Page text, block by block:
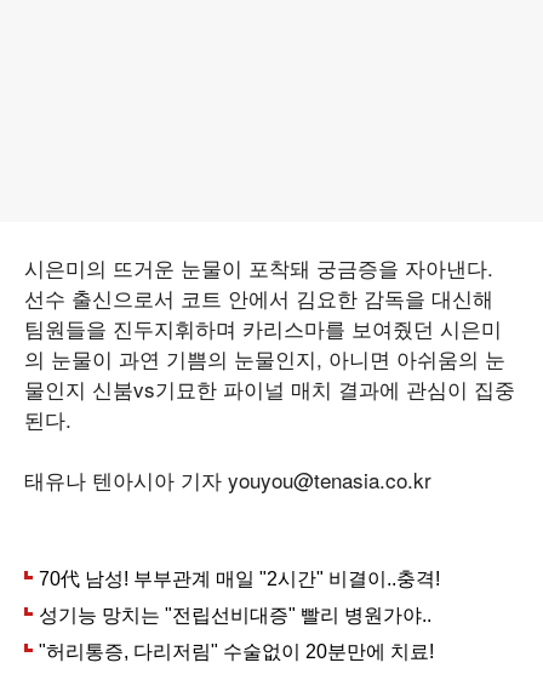
시은미의 뜨거운 눈물이 포착돼 궁금증을 자아낸다.
선수 출신으로서 코트 안에서 김요한 감독을 대신해
팀원들을 진두지휘하며 카리스마를 보여줬던 시은미
의 눈물이 과연 기쁨의 눈물인지, 아니면 아쉬움의 눈
물인지 신붐vs기묘한 파이널 매치 결과에 관심이 집중
된다.
태유나 텐아시아 기자 youyou@tenasia.co.kr